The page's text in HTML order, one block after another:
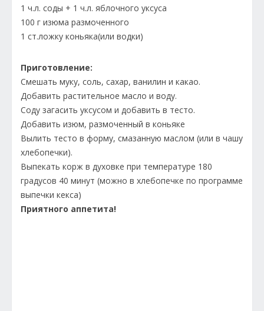
1 ч.л. соды + 1 ч.л. яблочного уксуса
100 г изюма размоченного
1 ст.ложку коньяка(или водки)
Приготовление:
Смешать муку, соль, сахар, ванилин и какао.
Добавить растительное масло и воду.
Соду загасить уксусом и добавить в тесто.
Добавить изюм, размоченный в коньяке
Вылить тесто в форму, смазанную маслом (или в чашу
хлебопечки).
Выпекать корж в духовке при температуре 180
градусов 40 минут (можно в хлебопечке по программе
выпечки кекса)
Приятного аппетита!